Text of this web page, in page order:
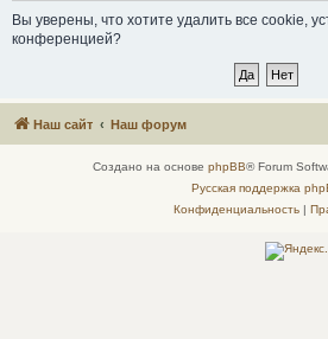
Вы уверены, что хотите удалить все cookie,
конференцией?
Наш сайт Наш форум
Создано на основе phpBB® Forum
Русская поддержка
Конфиденциальность|